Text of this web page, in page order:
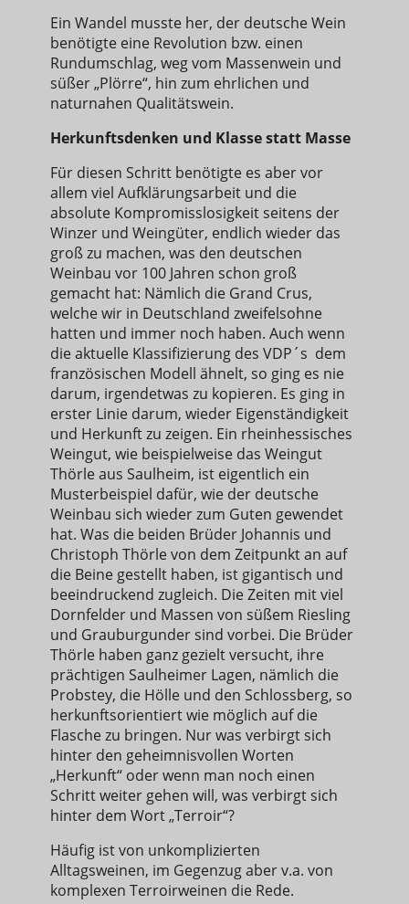
Ein Wandel musste her, der deutsche Wein
benötigte eine Revolution bzw. einen
Rundumschlag, weg vom Massenwein und
süßer „Plörre“, hin zum ehrlichen und
naturnahen Qualitätswein.
Herkunftsdenken und Klasse statt Masse
Für diesen Schritt benötigte es aber vor
allem viel Aufklärungsarbeit und die
absolute Kompromisslosigkeit seitens der
Winzer und Weingüter, endlich wieder das
groß zu machen, was den deutschen
Weinbau vor 100 Jahren schon groß
gemacht hat: Nämlich die Grand Crus,
welche wir in Deutschland zweifelsohne
hatten und immer noch haben. Auch wenn
die aktuelle Klassifizierung des VDP´s dem
französischen Modell ähnelt, so ging es nie
darum, irgendetwas zu kopieren. Es ging in
erster Linie darum, wieder Eigenständigkeit
und Herkunft zu zeigen. Ein rheinhessisches
Weingut, wie beispielweise das Weingut
Thörle aus Saulheim, ist eigentlich ein
Musterbeispiel dafür, wie der deutsche
Weinbau sich wieder zum Guten gewendet
hat. Was die beiden Brüder Johannis und
Christoph Thörle von dem Zeitpunkt an auf
die Beine gestellt haben, ist gigantisch und
beeindruckend zugleich. Die Zeiten mit viel
Dornfelder und Massen von süßem Riesling
und Grauburgunder sind vorbei. Die Brüder
Thörle haben ganz gezielt versucht, ihre
prächtigen Saulheimer Lagen, nämlich die
Probstey, die Hölle und den Schlossberg, so
herkunftsorientiert wie möglich auf die
Flasche zu bringen. Nur was verbirgt sich
hinter den geheimnisvollen Worten
„Herkunft“ oder wenn man noch einen
Schritt weiter gehen will, was verbirgt sich
hinter dem Wort „Terroir“?
Häufig ist von unkomplizierten
Alltagsweinen, im Gegenzug aber v.a. von
komplexen Terroirweinen die Rede.